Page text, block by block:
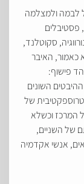
לבמה ולמצלמה
, פסטיבלים
, סקוטלנד,
כאמור, האיבר
פישוף:
השונים
של
המרכז וכשלא
של השניים,
, אנשי אקדמיה